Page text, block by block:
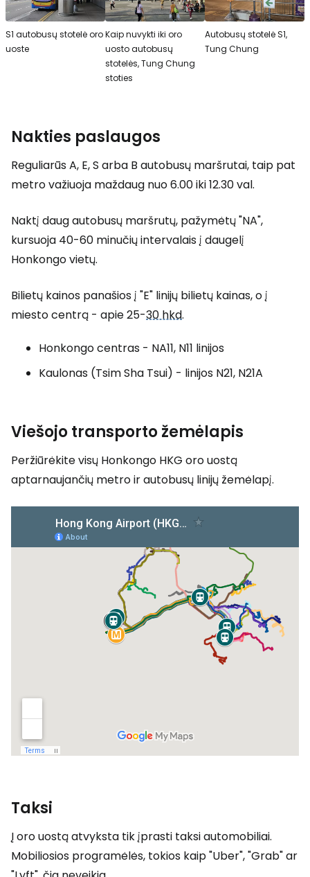
S1 autobusų stotelė oro
uoste
Kaip nuvykti iki oro
uosto autobusų
stotelės, Tung Chung
stoties
Autobusų stotelė S1,
Tung Chung
Nakties paslaugos
Reguliarūs A, E, S arba B autobusų maršrutai, taip pat
metro važiuoja maždaug nuo 6.00 iki 12.30 val.
Naktį daug autobusų maršrutų, pažymėtų "NA",
kursuoja 40-60 minučių intervalais į daugelį
Honkongo vietų.
Bilietų kainos panašios į "E" linijų bilietų kainas, o į
miesto centrą - apie 25-30 hkd.
Honkongo centras - NA11, N11 linijos
Kaulonas (Tsim Sha Tsui) - linijos N21, N21A
Viešojo transporto žemėlapis
Peržiūrėkite visų Honkongo HKG oro uostą
aptarnaujančių metro ir autobusų linijų žemėlapį.
Taksi
Į oro uostą atvyksta tik įprasti taksi automobiliai.
Mobiliosios programėlės, tokios kaip "Uber", "Grab" ar